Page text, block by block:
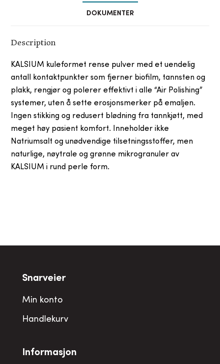
DOKUMENTER
Description
KALSIUM kuleformet rense pulver med et uendelig
antall kontaktpunkter som fjerner biofilm, tannsten og
plakk, rengjør og polerer effektivt i alle “Air Polishing”
systemer, uten å sette erosjonsmerker på emaljen.
Ingen stikking og redusert blødning fra tannkjøtt, med
meget høy pasient komfort. Inneholder ikke
Natriumsalt og unødvendige tilsetningsstoffer, men
naturlige, nøytrale og grønne mikrogranuler av
KALSIUM i rund perle form.
Snarveier
Min konto
Handlekurv
Informasjon